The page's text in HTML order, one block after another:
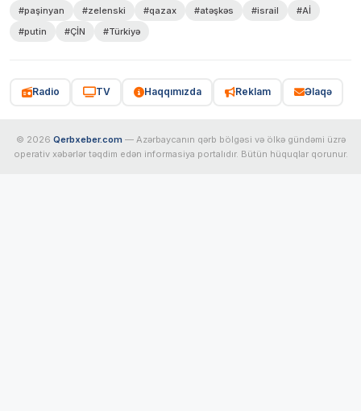
#paşinyan #zelenski #qazax #atəşkəs #israil
#Aİ
#putin
#ÇİN #Türkiyə
Radio TV Haqqımızda Reklam Əlaqə
© 2026 Qerbxeber.com — Azərbaycanın qərb bölgəsi və ölkə gündəmi üzrə
operativ xəbərlər təqdim edən informasiya portalıdır. Bütün hüquqlar qorunur.